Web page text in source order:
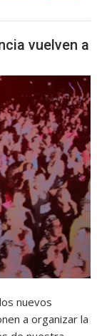
vuelven a
nuevos
a organizar la